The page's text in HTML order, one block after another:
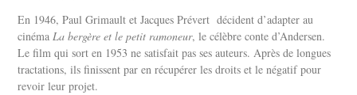
En 1946, Paul Grimault et Jacques Prévert décident d’adapter au
cinémaLa bergère et le petit ramoneur, le célèbre conte d’Andersen.
Le film qui sort en 1953 ne satisfait pas ses auteurs. Après de longues
tractations, ils finissent par en récupérer les droits et le négatif pour
revoir leur projet.